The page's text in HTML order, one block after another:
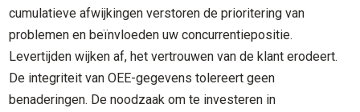
cumulatieve afwijkingen verstoren de prioritering van
problemen en beïnvloeden uw concurrentiepositie.
Levertijden wijken af, het vertrouwen van de klant erodeert.
De integriteit van OEE-gegevens tolereert geen
benaderingen. De noodzaak om te investeren in